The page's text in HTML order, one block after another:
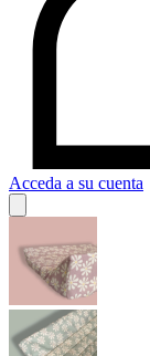
Acceda a su cuenta